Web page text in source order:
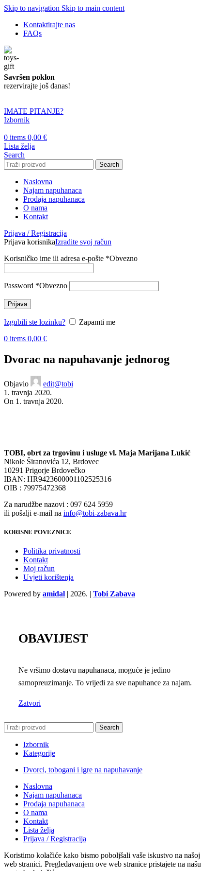
Skip to navigation Skip to main content
Kontaktirajte nas
FAQs
Savršen poklon
rezervirajte još danas!
IMATE PITANJE?
Izbornik
0 items 0,00 €
Lista želja
Search
Search
Naslovna
Najam napuhanaca
Prodaja napuhanaca
O nama
Kontakt
Prijava / Registracija
Prijava korisnikaIzradite svoj račun
Korisničko ime ili adresa e-pošte *Obvezno
Password *Obvezno
Prijava
Izgubili ste lozinku?
Zapamti me
0 items 0,00 €
Dvorac na napuhavanje jednorog
Objavio
edit@tobi
1. travnja 2020.
On 1. travnja 2020.
TOBI, obrt za trgovinu i usluge vl. Maja Marijana Lukić
Nikole Širanovića 12, Brdovec
10291 Prigorje Brdovečko
IBAN: HR9423600001102525316
OIB : 79975472368
Za narudžbe nazovi : 097 624 5959
ili pošalji e-mail na info@tobi-zabava.hr
KORISNE POVEZNICE
Politika privatnosti
Kontakt
Moj račun
Uvjeti korištenja
Powered by amidal | 2026. | Tobi Zabava
OBAVIJEST
Ne vršimo dostavu napuhanaca, moguće je jedino
samopreuzimanje. To vrijedi za sve napuhance za najam.
Zatvori
Search
Izbornik
Kategorije
Dvorci, tobogani i igre na napuhavanje
Naslovna
Najam napuhanaca
Prodaja napuhanaca
O nama
Kontakt
Lista želja
Prijava / Registracija
Koristimo kolačiće kako bismo poboljšali vaše iskustvo na našoj
web stranici. Pregledavanjem ove web stranice pristajete na našu